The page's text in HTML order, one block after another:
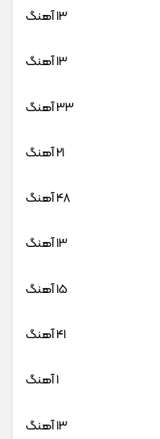
13 آهنگ
13 آهنگ
33 آهنگ
21 آهنگ
48 آهنگ
13 آهنگ
15 آهنگ
41 آهنگ
1 آهنگ
13 آهنگ